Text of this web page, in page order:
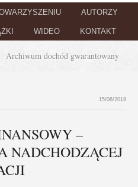
AUTORZY
WIDEO KONTAKT
Archiwum dochód gwarantowany
15/06/2018
–
NADCHODZĄCEJ